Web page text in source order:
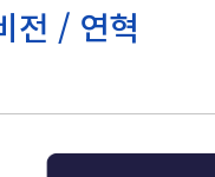
전 / 연혁